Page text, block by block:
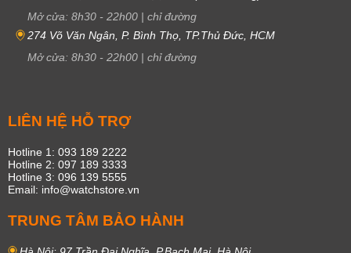
Mở cửa: 8h30 - 22h00 | chỉ đường
274 Võ Văn Ngân, P. Bình Thọ, TP.Thủ Đức, HCM
Mở cửa: 8h30 - 22h00 | chỉ đường
LIÊN HỆ HỖ TRỢ
Hotline 1: 093 189 2222
Hotline 2: 097 189 3333
Hotline 3: 096 139 5555
Email: info@watchstore.vn
TRUNG TÂM BẢO HÀNH